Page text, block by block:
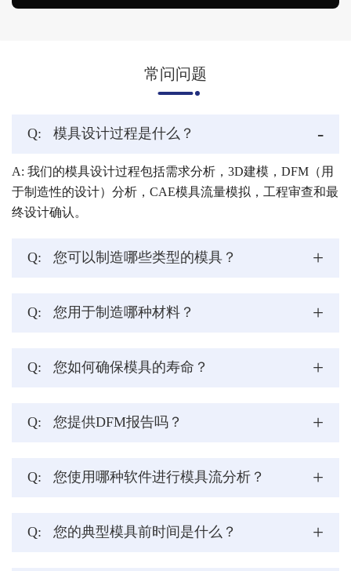
常问问题
Q: 模具设计过程是什么？ -
A: 我们的模具设计过程包括需求分析，3D建模，DFM（用
于制造性的设计）分析，CAE模具流量模拟，工程审查和最
终设计确认。
Q: 您可以制造哪些类型的模具？ +
Q: 您用于制造哪种材料？ +
Q: 您如何确保模具的寿命？ +
Q: 您提供DFM报告吗？ +
Q: 您使用哪种软件进行模具流分析？ +
Q: 您的典型模具前时间是什么？ +